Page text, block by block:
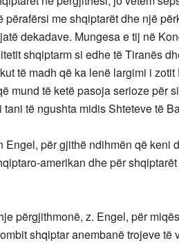
përafërsi me shqiptarët dhe një
dekadave. Mungesa e tij në
shqiptarm si edhe të Tiranës
të madh që ka lenë largimi i
mund të ketë pasoja serioze për
të ngushta midis Shteteve të
Engel, për gjithë ndihmën që keni
amerikan dhe për
përgjithmonë, z. Engel, për
shqiptar anembanë trojeve të